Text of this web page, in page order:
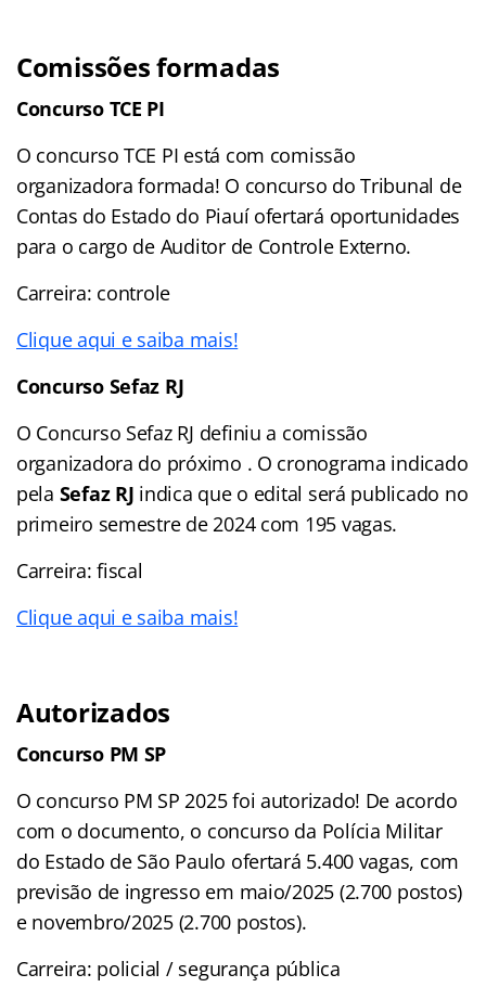
Comissões formadas
Concurso TCE PI
O concurso TCE PI está com comissão
organizadora formada! O concurso do Tribunal de
Contas do Estado do Piauí ofertará oportunidades
para o cargo de Auditor de Controle Externo.
Carreira: controle
Clique aqui e saiba mais!
Concurso Sefaz RJ
O Concurso Sefaz RJ definiu a comissão
organizadora do próximo . O cronograma indicado
pela Sefaz RJ indica que o edital será publicado no
primeiro semestre de 2024 com 195 vagas.
Carreira: fiscal
Clique aqui e saiba mais!
Autorizados
Concurso PM SP
O concurso PM SP 2025 foi autorizado! De acordo
com o documento, o concurso da Polícia Militar
do Estado de São Paulo ofertará 5.400 vagas, com
previsão de ingresso em maio/2025 (2.700 postos)
e novembro/2025 (2.700 postos).
Carreira: policial / segurança pública